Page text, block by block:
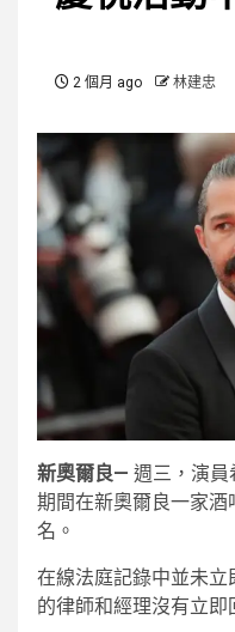
2 個月 ago 林建忠
新奧爾良— 週三，演員
期間在新奧爾良一家
名。
在線法庭記錄中並未
的律師和經理沒有立即